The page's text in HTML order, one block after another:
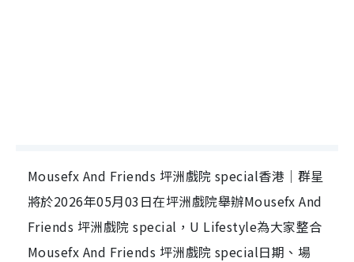
Mousefx And Friends 坪洲戲院 special香港｜群星
將於2026年05月03日在坪洲戲院舉辦Mousefx And
Friends 坪洲戲院 special，U Lifestyle為大家整合
Mousefx And Friends 坪洲戲院 special日期、場